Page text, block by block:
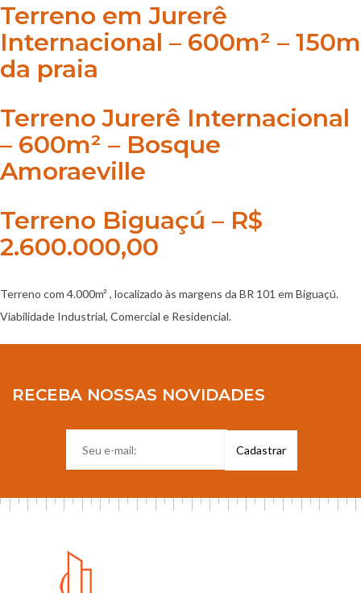
Terreno em Jurerê
Internacional – 600m² – 150m
da praia
Terreno Jurerê Internacional
– 600m² – Bosque
Amoraeville
Terreno Biguaçú – R$
2.600.000,00
Terreno com 4.000m² , localizado às margens da BR 101 em Biguaçú.
Viabilidade Industrial, Comercial e Residencial.
RECEBA NOSSAS NOVIDADES